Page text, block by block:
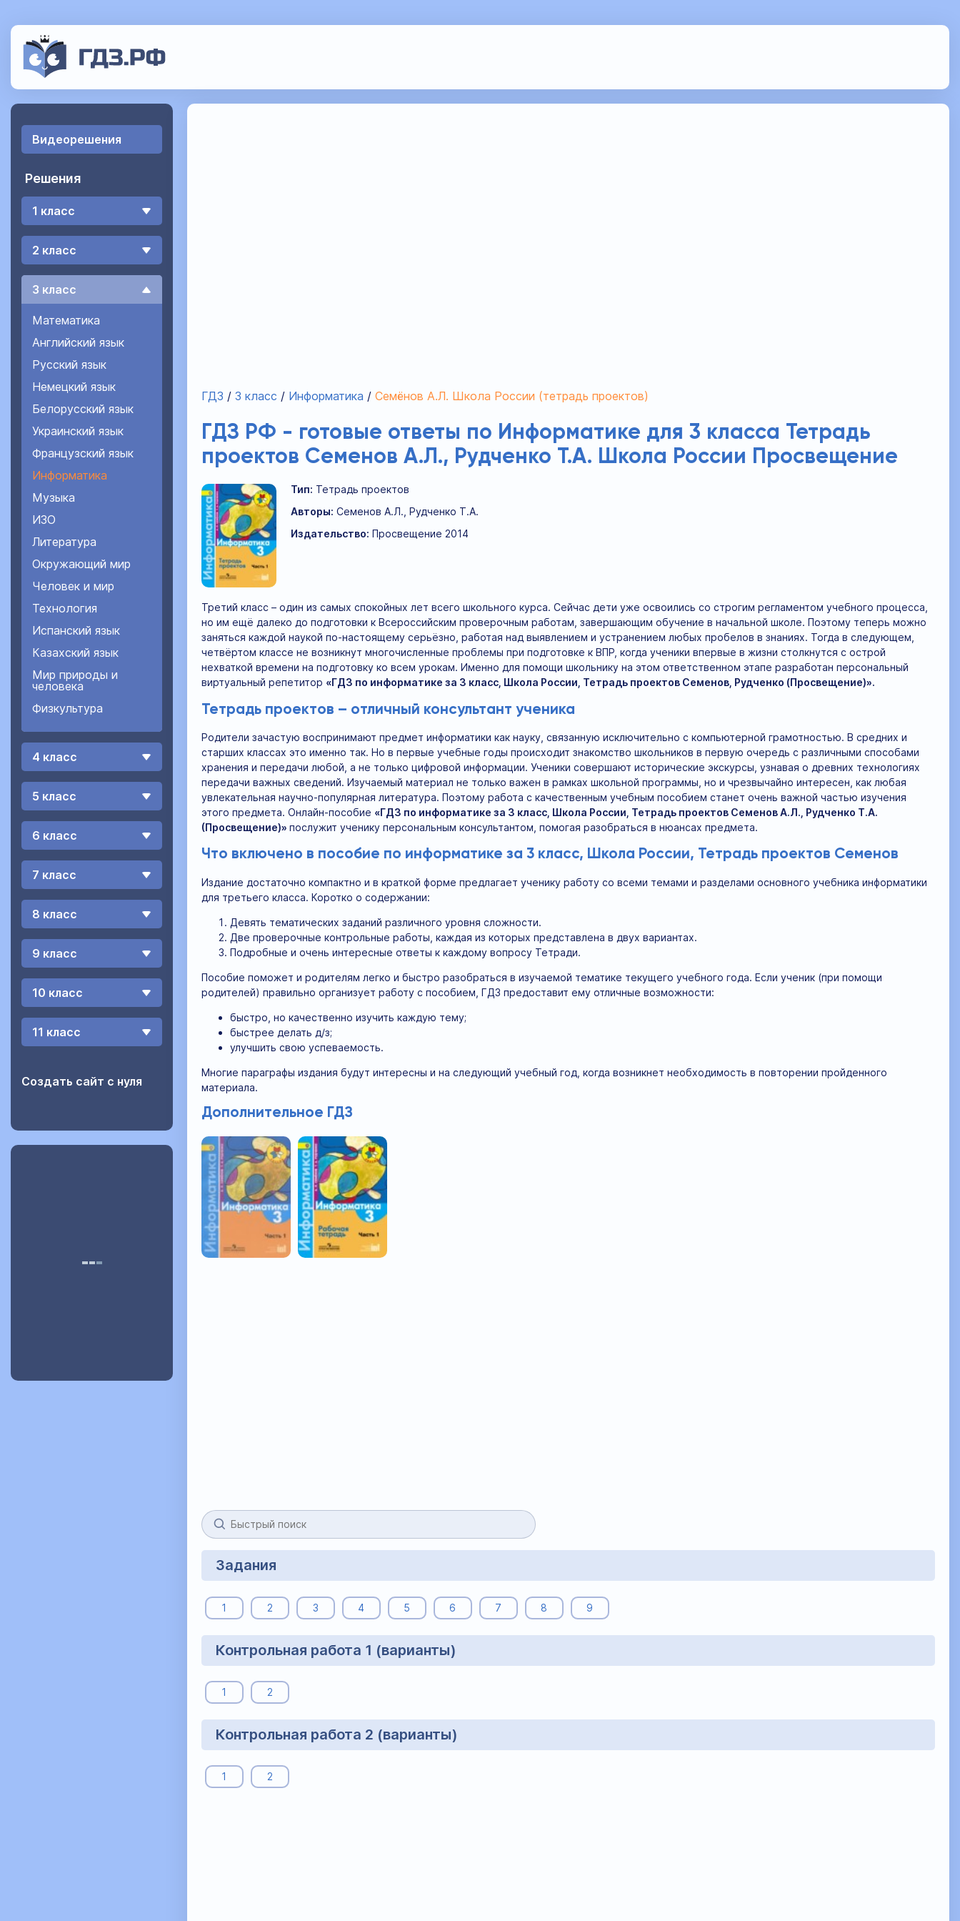
Видеорешения
Решения
1 класс
2 класс
3 класс
Математика
Английский язык
Русский язык
Немецкий язык
Белорусский язык
Украинский язык
Французский язык
Информатика
Музыка
ИЗО
Литература
Окружающий мир
Человек и мир
Технология
Испанский язык
Казахский язык
Мир природы и
человека
Физкультура
4 класс
5 класс
6 класс
7 класс
8 класс
9 класс
10 класс
11 класс
Создать сайт с нуля
ГДЗ 3 класс Информатика Семёнов А.Л. Школа России (тетрадь проектов)
ГДЗ РФ - готовые ответы по Информатике для 3 класса Тетрадь
проектов Семенов А.Л., Рудченко Т.А. Школа России Просвещение
Тип: Тетрадь проектов
Авторы: Семенов А.Л., Рудченко Т.А.
Издательство: Просвещение 2014
Третий класс – один из самых спокойных лет всего школьного курса. Сейчас дети уже освоились со строгим регламентом учебного процесса,
но им ещё далеко до подготовки к Всероссийским проверочным работам, завершающим обучение в начальной школе. Поэтому теперь можно
заняться каждой наукой по-настоящему серьёзно, работая над выявлением и устранением любых пробелов в знаниях. Тогда в следующем,
четвёртом классе не возникнут многочисленные проблемы при подготовке к ВПР, когда ученики впервые в жизни столкнутся с острой
нехваткой времени на подготовку ко всем урокам. Именно для помощи школьнику на этом ответственном этапе разработан персональный
виртуальный репетитор «ГДЗ по информатике за 3 класс, Школа России, Тетрадь проектов Семенов, Рудченко (Просвещение)».
Тетрадь проектов – отличный консультант ученика
Родители зачастую воспринимают предмет информатики как науку, связанную исключительно с компьютерной грамотностью. В средних и
старших классах это именно так. Но в первые учебные годы происходит знакомство школьников в первую очередь с различными способами
хранения и передачи любой, а не только цифровой информации. Ученики совершают исторические экскурсы, узнавая о древних технологиях
передачи важных сведений. Изучаемый материал не только важен в рамках школьной программы, но и чрезвычайно интересен, как любая
увлекательная научно-популярная литература. Поэтому работа с качественным учебным пособием станет очень важной частью изучения
этого предмета. Онлайн-пособие «ГДЗ по информатике за 3 класс, Школа России, Тетрадь проектов Семенов А.Л., Рудченко Т.А.
(Просвещение)» послужит ученику персональным консультантом, помогая разобраться в нюансах предмета.
Что включено в пособие по информатике за 3 класс, Школа России, Тетрадь проектов Семенов
Издание достаточно компактно и в краткой форме предлагает ученику работу со всеми темами и разделами основного учебника информатики
для третьего класса. Коротко о содержании:
Девять тематических заданий различного уровня сложности.
Две проверочные контрольные работы, каждая из которых представлена в двух вариантах.
Подробные и очень интересные ответы к каждому вопросу Тетради.
Пособие поможет и родителям легко и быстро разобраться в изучаемой тематике текущего учебного года. Если ученик (при помощи
родителей) правильно организует работу с пособием, ГДЗ предоставит ему отличные возможности:
быстро, но качественно изучить каждую тему;
быстрее делать д/з;
улучшить свою успеваемость.
Многие параграфы издания будут интересны и на следующий учебный год, когда возникнет необходимость в повторении пройденного
материала.
Дополнительное ГДЗ
Задания
1 2 3 4 5 6 7 8 9
Контрольная работа 1 (варианты)
1 2
Контрольная работа 2 (варианты)
1 2